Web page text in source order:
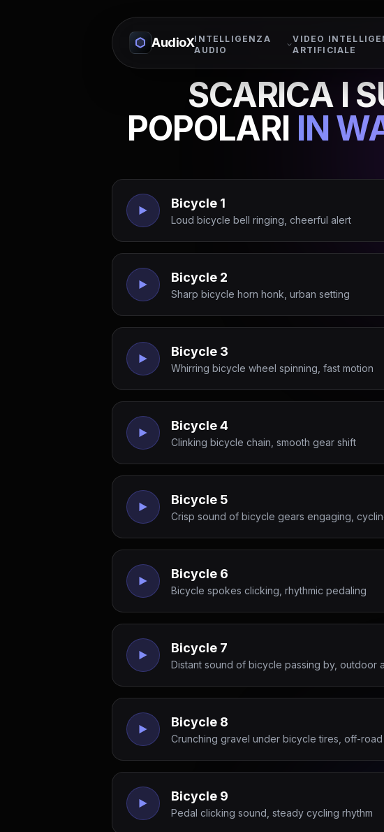
AudioXINTELLIGENZA
AUDIO
VIDEO
ARTIFICIALE
SCARICA I
POPOLARI IN
Bicycle 1
Loud bicycle bell ringing, cheerful alert
Bicycle 2
Sharp bicycle horn honk, urban setting
Bicycle 3
Whirring bicycle wheel spinning, fast motion
Bicycle 4
Clinking bicycle chain, smooth gear shift
Bicycle 5
Crisp sound of bicycle gears engaging,
Bicycle 6
Bicycle spokes clicking, rhythmic pedaling
Bicycle 7
Distant sound of bicycle passing by, outdoor
Bicycle 8
Crunching gravel under bicycle tires, off-
Bicycle 9
Pedal clicking sound, steady cycling rhythm